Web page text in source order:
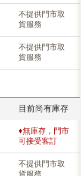
不提供門市取
貨服務
不提供門市取
貨服務
目前尚有庫存
♦無庫存，門市
可接受客訂
不提供門市取
貨服務